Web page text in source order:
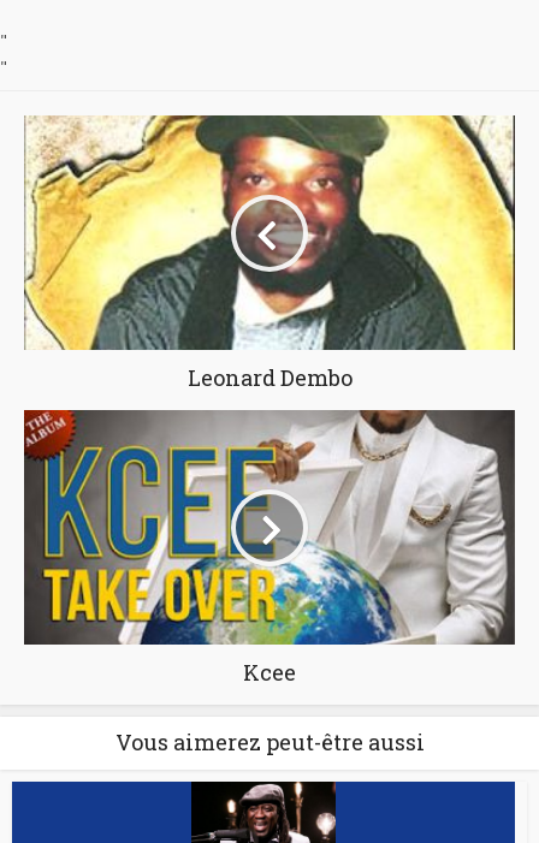
"
"
Leonard Dembo
Kcee
Vous aimerez peut-être aussi